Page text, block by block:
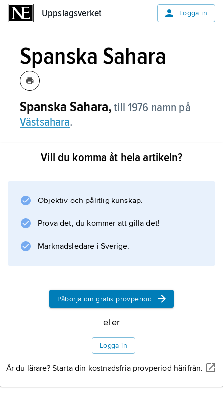
Uppslagsverket Logga in
Spanska Sahara
Spanska Sahara, till 1976 namn på
Västsahara.
Vill du komma åt hela artikeln?
Objektiv och pålitlig kunskap.
Prova det, du kommer att gilla det!
Marknadsledare i Sverige.
Påbörja din gratis provperiod
eller
Logga in
Är du lärare? Starta din kostnadsfria provperiod härifrån.